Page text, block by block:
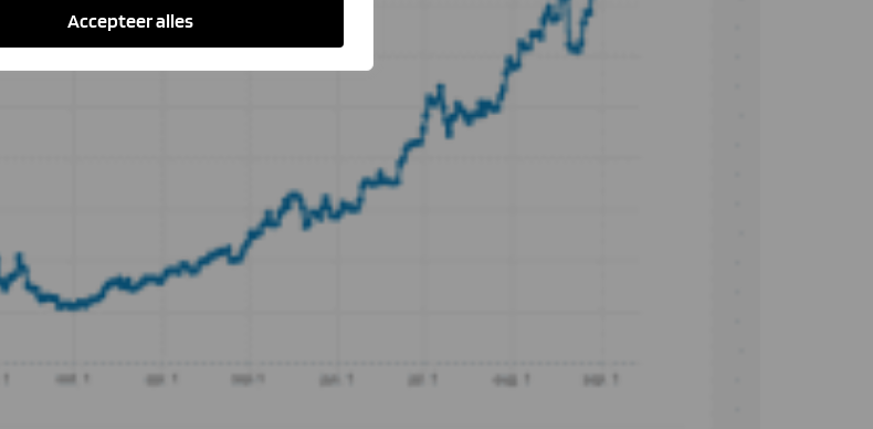
Accepteer alles